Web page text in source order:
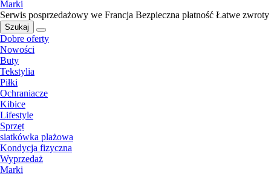
Marki
Serwis posprzedażowy we Francja Bezpieczna płatność Łatwe zwroty
Szukaj
Dobre oferty
Nowości
Buty
Tekstylia
Piłki
Ochraniacze
Kibice
Lifestyle
Sprzęt
siatkówka plażowa
Kondycja fizyczna
Wyprzedaż
Marki